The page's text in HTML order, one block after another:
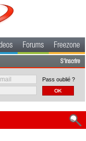
Forums Freezone
S'inscrire
Pass oublié ?